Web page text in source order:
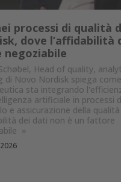
processi di qualità
dove l’affidabilità
negoziabile
Head of quality,
di Novo Nordisk spiega
sta integrando
artificiale in processi
e assicurazione della qualità
dei dati non è un fattore
»